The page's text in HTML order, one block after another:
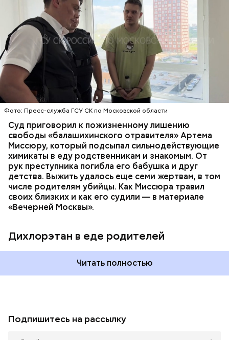
Фото: Пресс-служба ГСУ СК по Московской области
Суд приговорил к пожизненному лишению
свободы «балашихинского отравителя» Артема
Миссюру, который подсыпал сильнодействующие
химикаты в еду родственникам и знакомым. От
рук преступника погибла его бабушка и друг
детства. Выжить удалось еще семи жертвам, в том
числе родителям убийцы. Как Миссюра травил
своих близких и как его судили — в материале
«Вечерней Москвы».
Дихлорэтан в еде родителей
Все началось в июне, когда двое супругов
обратились в местную больницу с жалобами на
плохое самочувствие. Врачи не смогли поставить
им точный диагноз, после чего анализы
потерпевших направили на экспертизу. В них
специалисты обнаружили сильнодействующий
химикат дихлорэтан, который не мог попасть в
организм супругов случайно. То же самое вещество
нашли в еде, изъятой из квартиры пострадавших.
Видео: пресс-служба ГСУ СК по Московской области
Читать полностью
ОТРАВЛЕНИЯ БАЛАШИХА
РОДИТЕЛИ
СЛЕДСТВЕННЫЙ КОМИТЕТ
ЭКСПЕРТИЗЫ
Подпишитесь на рассылку